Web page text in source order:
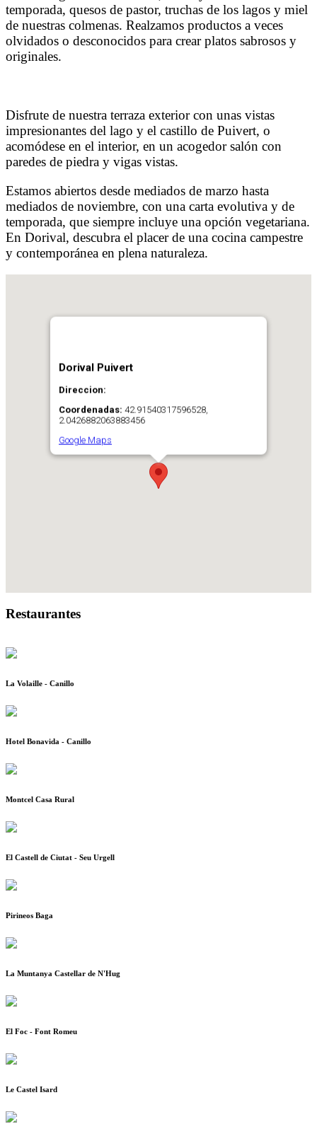
temporada, quesos de pastor, truchas de los lagos y miel
de nuestras colmenas. Realzamos productos a veces
olvidados o desconocidos para crear platos sabrosos y
originales.
Disfrute de nuestra terraza exterior con unas vistas
impresionantes del lago y el castillo de Puivert, o
acomódese en el interior, en un acogedor salón con
paredes de piedra y vigas vistas.
Estamos abiertos desde mediados de marzo hasta
mediados de noviembre, con una carta evolutiva y de
temporada, que siempre incluye una opción vegetariana.
En Dorival, descubra el placer de una cocina campestre
y contemporánea en plena naturaleza.
Dorival Puivert
Direccion:
Coordenadas: 42.91540317596528,
2.0426882063883456
Google Maps
Restaurantes
La Volaille - Canillo
Hotel Bonavida - Canillo
Montcel Casa Rural
El Castell de Ciutat - Seu Urgell
Pirineos Baga
La Muntanya Castellar de N'Hug
El Foc - Font Romeu
Le Castel Isard